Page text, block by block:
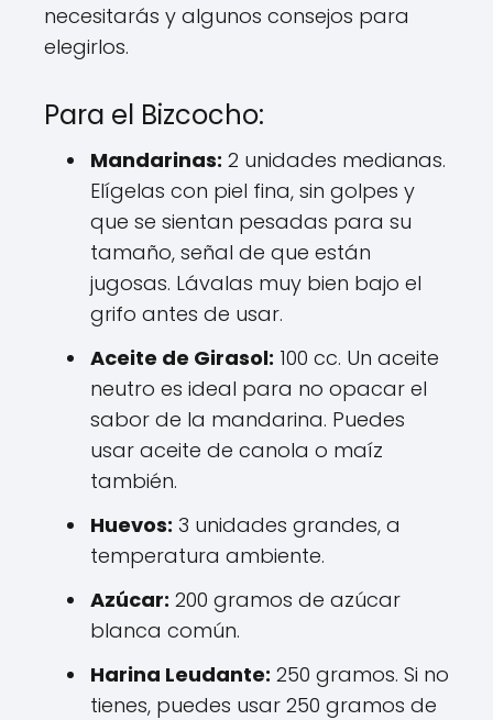
necesitarás y algunos consejos para
elegirlos.
Para el Bizcocho:
Mandarinas: 2 unidades medianas.
Elígelas con piel fina, sin golpes y
que se sientan pesadas para su
tamaño, señal de que están
jugosas. Lávalas muy bien bajo el
grifo antes de usar.
Aceite de Girasol: 100 cc. Un aceite
neutro es ideal para no opacar el
sabor de la mandarina. Puedes
usar aceite de canola o maíz
también.
Huevos: 3 unidades grandes, a
temperatura ambiente.
Azúcar: 200 gramos de azúcar
blanca común.
Harina Leudante: 250 gramos. Si no
tienes, puedes usar 250 gramos de